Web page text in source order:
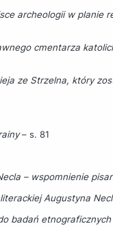
archeologii w planie
cmentarza
ze Strzelna, który
– s. 81
– wspomnienie
Augustyna
badań etnograficznych